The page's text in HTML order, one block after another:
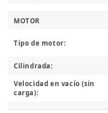
MOTOR
Tipo de motor:
Cilindrada:
Velocidad en vacío (sin
carga):